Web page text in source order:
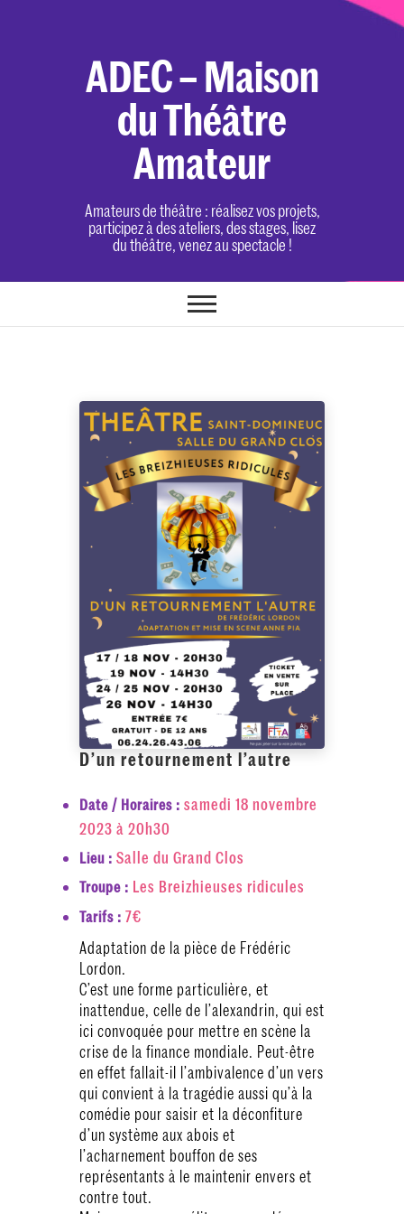
ADEC – Maison
du Théâtre
Amateur
Amateurs de théâtre : réalisez vos projets,
participez à des ateliers, des stages, lisez
du théâtre, venez au spectacle !
D’un retournement l’autre
Date / Horaires : samedi 18 novembre
2023 à 20h30
Lieu : Salle du Grand Clos
Troupe : Les Breizhieuses ridicules
Tarifs : 7€
Adaptation de la pièce de Frédéric
Lordon.
C’est une forme particulière, et
inattendue, celle de l’alexandrin, qui est
ici convoquée pour mettre en scène la
crise de la finance mondiale. Peut-être
en effet fallait-il l’ambivalence d’un vers
qui convient à la tragédie aussi qu’à la
comédie pour saisir et la déconfiture
d’un système aux abois et
l’acharnement bouffon de ses
représentants à le maintenir envers et
contre tout.